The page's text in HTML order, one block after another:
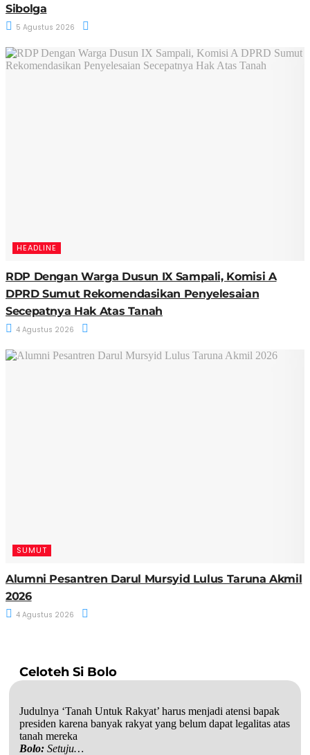
Sibolga
5 Agustus 2026
HEADLINE
RDP Dengan Warga Dusun IX Sampali, Komisi A
DPRD Sumut Rekomendasikan Penyelesaian
Secepatnya Hak Atas Tanah
4 Agustus 2026
SUMUT
Alumni Pesantren Darul Mursyid Lulus Taruna Akmil
2026
4 Agustus 2026
Celoteh Si Bolo
Judulnya ‘Tanah Untuk Rakyat’ harus menjadi atensi bapak
presiden karena banyak rakyat yang belum dapat legalitas atas
tanah mereka
Bolo: Setuju…